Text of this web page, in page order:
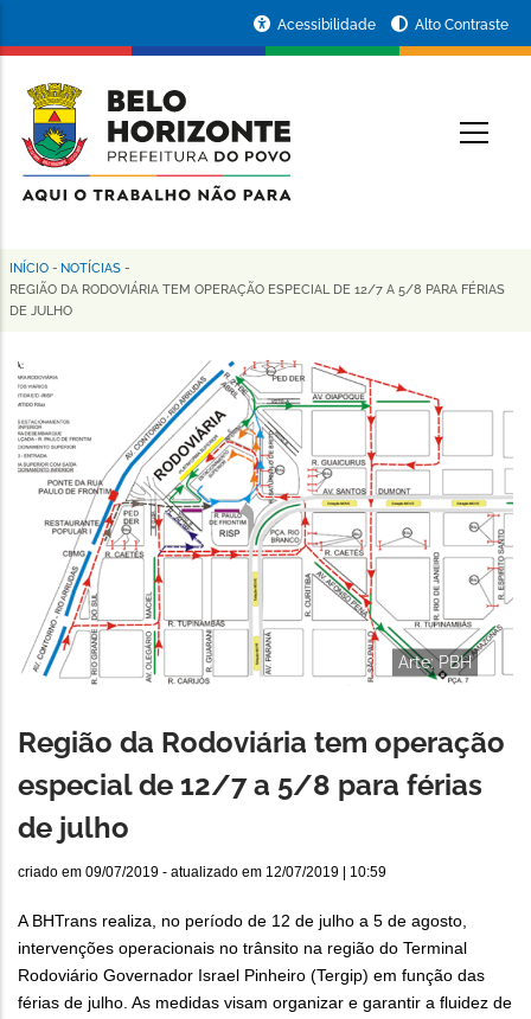
conteúdo
principal
da
Prefeitura
de
Horizonte
Acessibilidade Alto Contraste
Trilha
de
navegação
INÍCIO - NOTÍCIAS -
REGIÃO DA RODOVIÁRIA TEM OPERAÇÃO ESPECIAL DE 12/7 A 5/8 PARA FÉRIAS
DE JULHO
Arte: PBH
Região da Rodoviária tem operação
especial de 12/7 a 5/8 para férias
de julho
criado em 09/07/2019 - atualizado em 12/07/2019 | 10:59
A BHTrans realiza, no período de 12 de julho a 5 de agosto,
intervenções operacionais no trânsito na região do Terminal
Rodoviário Governador Israel Pinheiro (Tergip) em função das
férias de julho. As medidas visam organizar e garantir a fluidez de